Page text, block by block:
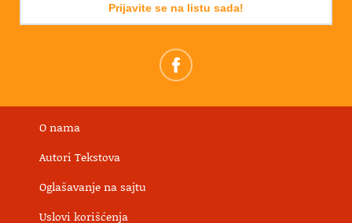
Prijavite se na listu sada!
O nama
Autori Tekstova
Oglašavanje na sajtu
Uslovi korišćenja